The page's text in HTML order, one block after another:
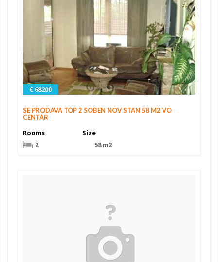
€ 68200
SE PRODAVA TOP 2 SOBEN NOV STAN 58 M2 VO
CENTAR
Rooms
2
Size
58 m2